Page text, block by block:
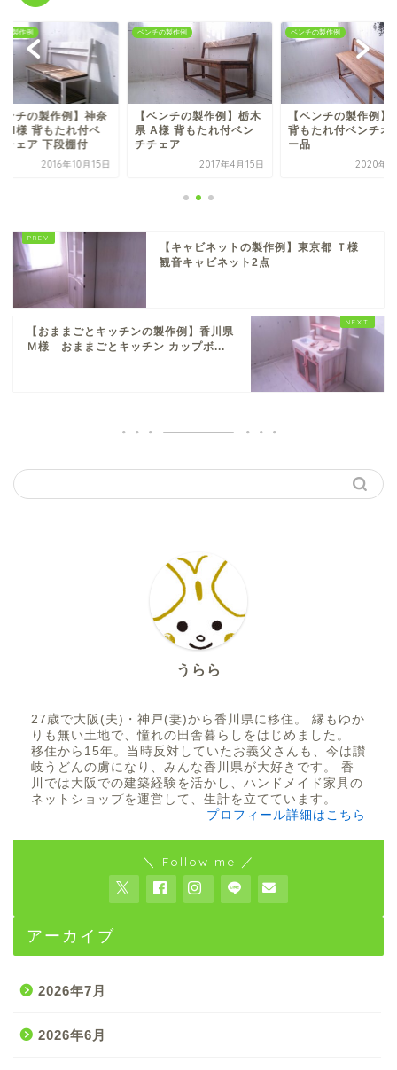
の製作例
ンチの製作例】栃木
様 背もたれ付ベン
ェア
2017年4月15日
ベンチの製作例
【ベンチの製作例】M様
背もたれ付ベンチオーダ
ー品
2020年9月6日
ベンチの製作例
【ベンチの製作例】
川県 H様 背もたれ
ンチチェア 下段棚付
2016年10
【キャビネットの製作例】東京都 Ｔ様
観音キャビネット2点
【おままごとキッチンの製作例】香川県
Ｍ様 おままごとキッチン カップボ...
うらら
27歳で大阪(夫)・神戸(妻)から香川県に移住。 縁もゆか
りも無い土地で、憧れの田舎暮らしをはじめました。
移住から15年。当時反対していたお義父さんも、今は讃
岐うどんの虜になり、みんな香川県が大好きです。 香
川では大阪での建築経験を活かし、ハンドメイド家具の
ネットショップを運営して、生計を立てています。
プロフィール詳細はこちら
＼ Follow me ／
アーカイブ
2026年7月
2026年6月